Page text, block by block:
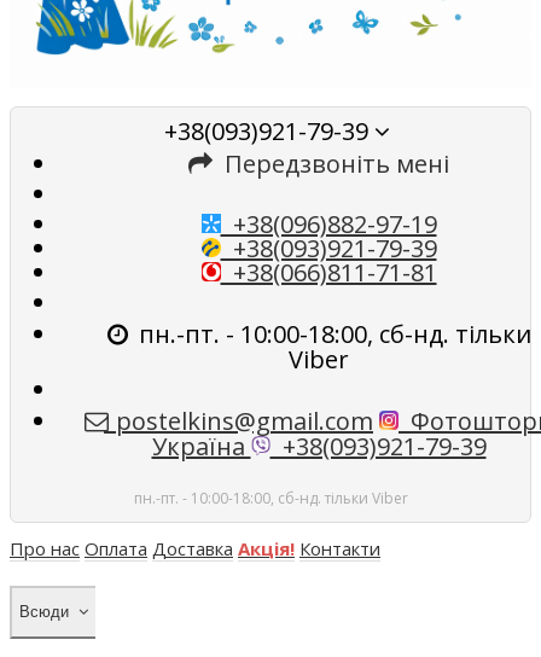
+38(093)921-79-39
Передзвоніть мені
+38(096)882-97-19
+38(093)921-79-39
+38(066)811-71-81
пн.-пт. - 10:00-18:00, сб-нд. тільки
Viber
postelkins@gmail.com
Україна +38(093)921-79-39
пн.-пт. - 10:00-18:00, сб-нд. тільки Viber
Про нас Оплата Доставка Акція! Контакти
Всюди